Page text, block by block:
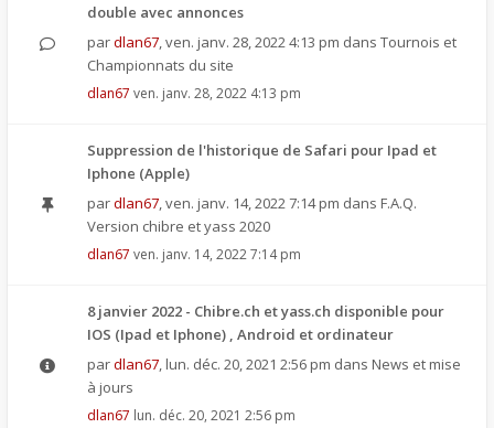
double avec annonces
pardlan67,ven. janv. 28, 2022 4:13 pm dans Tournois et
Championnats du site
dlan67 ven. janv. 28, 2022 4:13 pm
Suppression de l'historique de Safari pour Ipad et
Iphone (Apple)
pardlan67,ven. janv. 14, 2022 7:14 pm dans F.A.Q.
Version chibre et yass 2020
dlan67 ven. janv. 14, 2022 7:14 pm
8 janvier 2022 - Chibre.ch et yass.ch disponible pour
IOS (Ipad et Iphone) , Android et ordinateur
pardlan67, lun. déc. 20, 2021 2:56 pm dans News et mise
à jours
dlan67 lun. déc. 20, 2021 2:56 pm